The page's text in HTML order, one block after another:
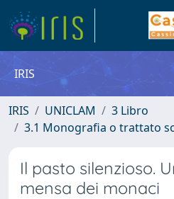
IRIS
IRIS UNICLAM
3 Libro
3.1 Monografia o trattato
Il pasto silenzioso.
mensa dei monaci